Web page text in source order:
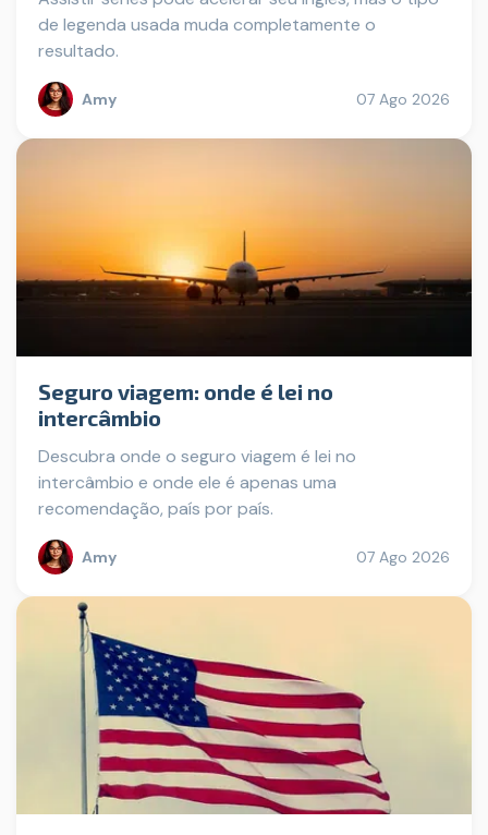
de legenda usada muda completamente o
resultado.
Amy 07 Ago 2026
Seguro viagem: onde é lei no
intercâmbio
Descubra onde o seguro viagem é lei no
intercâmbio e onde ele é apenas uma
recomendação, país por país.
Amy 07 Ago 2026